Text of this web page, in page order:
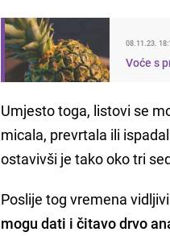
08.11.23.
Voće s
Umjesto toga, listovi se
micala, prevrtala ili
ostavivši je tako oko tri
Poslije tog vremena
mogu dati i čitavo drvo